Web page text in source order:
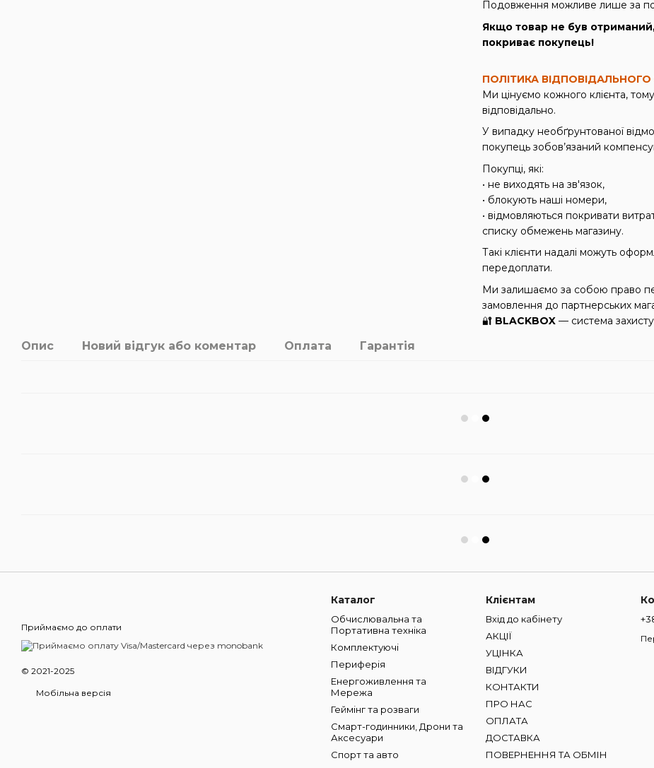
Подовження можливе лише за
Якщо товар не був
покриває покупець!
ПОЛІТИКА
Ми цінуємо кожного клієнта,
відповідально.
У випадку необґрунтованої
покупець зобов’язаний
Покупці, які:
• не виходять на зв'язок,
• блокують наші номери,
• відмовляються покривати
списку обмежень магазину.
Такі клієнти надалі можуть
передоплати.
Ми залишаємо за собою право
замовлення до партнерських
🔐 BLACKBOX — система
Опис Новий відгук або коментар Оплата Гарантія
Приймаємо до оплати
© 2021-2025
Мобільна версія
Каталог
Обчислювальна та
Портативна техніка
Комплектуючі
Периферія
Енергоживлення та
Мережа
Геймінг та розваги
Смарт-годинники, Дрони та
Аксесуари
Спорт та авто
Клієнтам
Вхід до кабінету
АКЦІЇ
УЦІНКА
ВІДГУКИ
КОНТАКТИ
ПРО НАС
ОПЛАТА
ДОСТАВКА
ПОВЕРНЕННЯ ТА ОБМІН